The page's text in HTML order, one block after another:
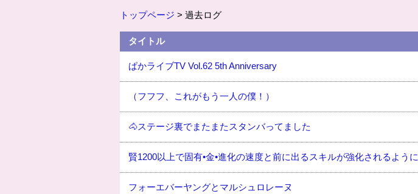
トップページ > 過去ログ
タイトル
ぱかライブTV Vol.62 5th Anniversary
（フフフ、これがもう一人の僕！）
🐴ステージ裏でまたまたスタンバってました
賢1200以上で固有•金•進化の速度と前に出るスキルが強化されるように
フォーエバーヤングとマルシュロレーヌ